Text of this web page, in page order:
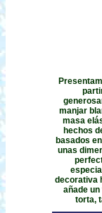
manjar
masa
hechos
basados
unas
decorativa
añade
torta,